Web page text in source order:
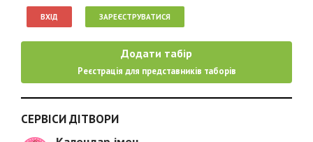
ВХІД ЗАРЕЄСТРУВАТИСЯ
Додати табір
Реєстрація для представників таборів
СЕРВІСИ ДІТВОРИ